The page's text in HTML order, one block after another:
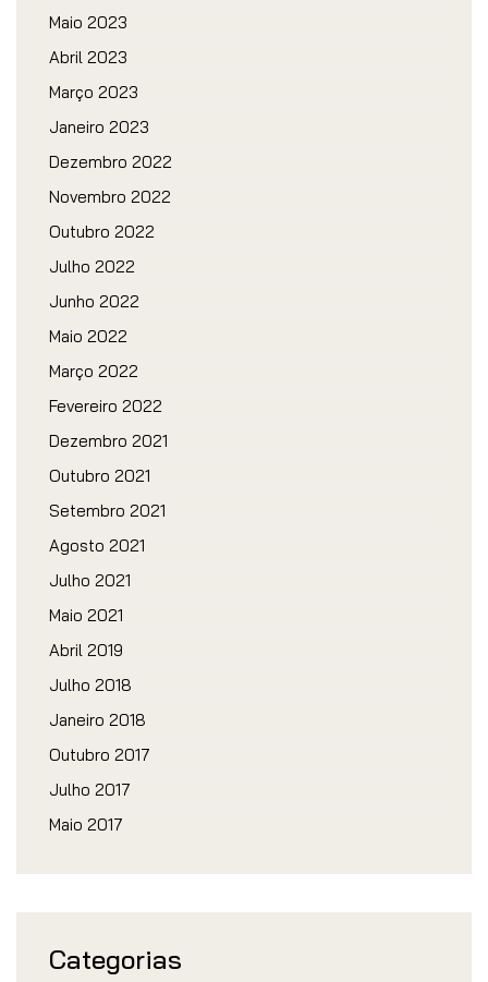
Maio 2023
Abril 2023
Março 2023
Janeiro 2023
Dezembro 2022
Novembro 2022
Outubro 2022
Julho 2022
Junho 2022
Maio 2022
Março 2022
Fevereiro 2022
Dezembro 2021
Outubro 2021
Setembro 2021
Agosto 2021
Julho 2021
Maio 2021
Abril 2019
Julho 2018
Janeiro 2018
Outubro 2017
Julho 2017
Maio 2017
Categorias